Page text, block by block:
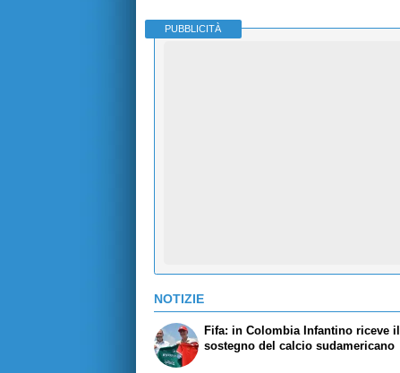
PUBBLICITÀ
NOTIZIE
Fifa: in Colombia Infantino riceve il
sostegno del calcio sudamericano